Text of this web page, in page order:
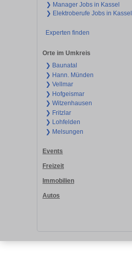
❯ Manager Jobs in Kassel
❯ Elektroberufe Jobs in Kassel
Experten finden
Orte im Umkreis
❯ Baunatal
❯ Hann. Münden
❯ Vellmar
❯ Hofgeismar
❯ Witzenhausen
❯ Fritzlar
❯ Lohfelden
❯ Melsungen
Events
Freizeit
Immobilien
Autos